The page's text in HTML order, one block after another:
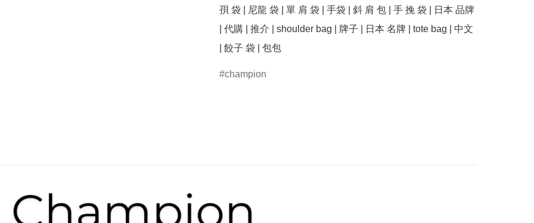
孭 袋 | 尼龍 袋 | 單 肩 袋 | 手袋 | 斜 肩 包 | 手 挽 袋 | 日本 品牌
| 代購 | 推介 | shoulder bag | 牌子 | 日本 名牌 | tote bag | 中文
| 餃子 袋 | 包包
champion